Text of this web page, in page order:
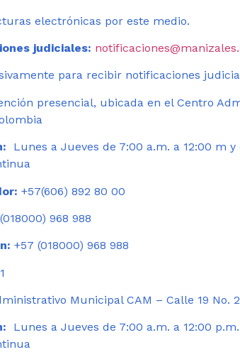
electrónicas por este medio.
judiciales:
para recibir notificaciones
presencial, ubicada en el Centro
Lunes a Jueves de 7:00 a.m. a 12:00 m
+57(606) 892 80 00
968 988
+57 (018000) 968 988
Municipal CAM – Calle 19 No.
Lunes a Jueves de 7:00 a.m. a 12:00